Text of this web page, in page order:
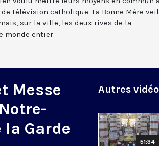
télévision catholique. La Bonne Mère
sur la ville, les deux rives de la
monde entier.
Messe
la Garde
Autres
51:34